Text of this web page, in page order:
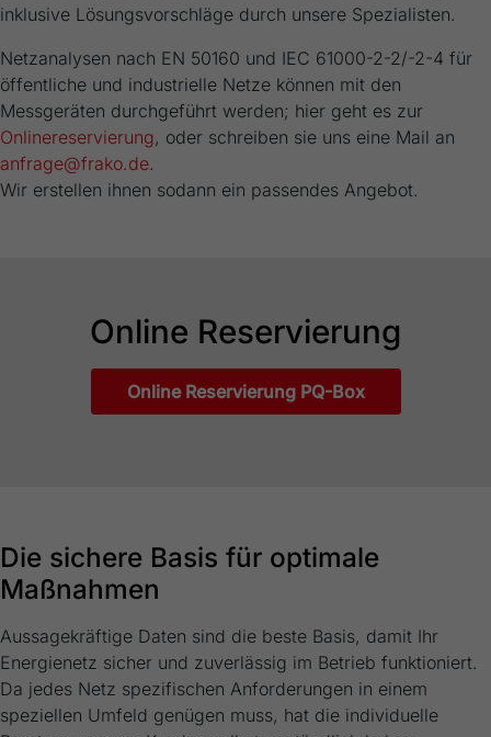
inklusive Lösungsvorschläge durch unsere Spezialisten.
Netzanalysen nach EN 50160 und IEC 61000-2-2/-2-4 für
öffentliche und industrielle Netze können mit den
Messgeräten durchgeführt werden; hier geht es zur
Onlinereservierung, oder schreiben sie uns eine Mail an
anfrage@frako.de.
Wir erstellen ihnen sodann ein passendes Angebot.
Online Reservierung
Online Reservierung PQ-Box
Die sichere Basis für optimale
Maßnahmen
Aussagekräftige Daten sind die beste Basis, damit Ihr
Energienetz sicher und zuverlässig im Betrieb funktioniert.
Da jedes Netz spezifischen Anforderungen in einem
speziellen Umfeld genügen muss, hat die individuelle